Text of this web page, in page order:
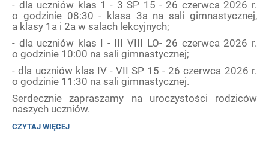
- dla uczniów klas 1 - 3 SP 15 - 26 czerwca 2026 r.
o godzinie 08:30 - klasa 3a na sali gimnastycznej,
a klasy 1a i 2a w salach lekcyjnych;
- dla uczniów klas I - III VIII LO- 26 czerwca 2026 r.
o godzinie 10:00 na sali gimnastycznej;
- dla uczniów klas IV - VII SP 15 - 26 czerwca 2026 r.
o godzinie 11:30 na sali gimnastycznej.
Serdecznie zapraszamy na uroczystości rodziców
naszych uczniów.
UROCZYSTE
CZYTAJ WIĘCEJ